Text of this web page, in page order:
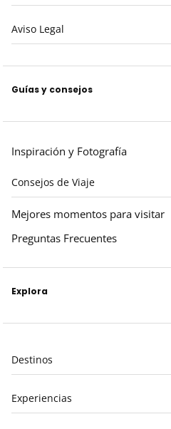
Aviso Legal
Guías y consejos
Inspiración y Fotografía
Consejos de Viaje
Mejores momentos para visitar
Preguntas Frecuentes
Explora
Destinos
Experiencias